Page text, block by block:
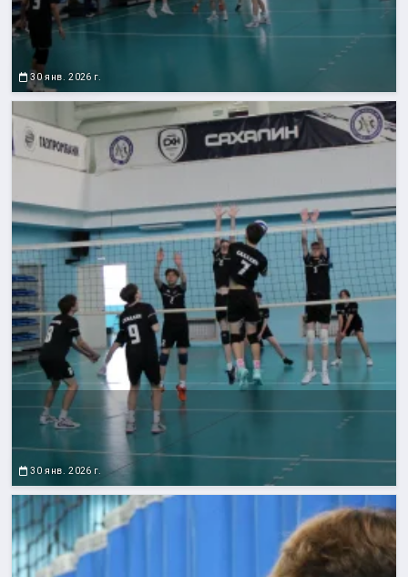
30 янв. 2026 г.
30 янв. 2026 г.